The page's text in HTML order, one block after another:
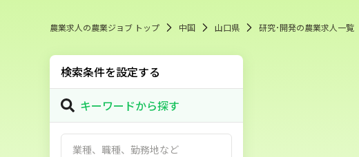
農業求人の農業ジョブ トップ 中国 山口県 研究･開発の農業求人一覧
検索条件を設定する
キーワードから探す